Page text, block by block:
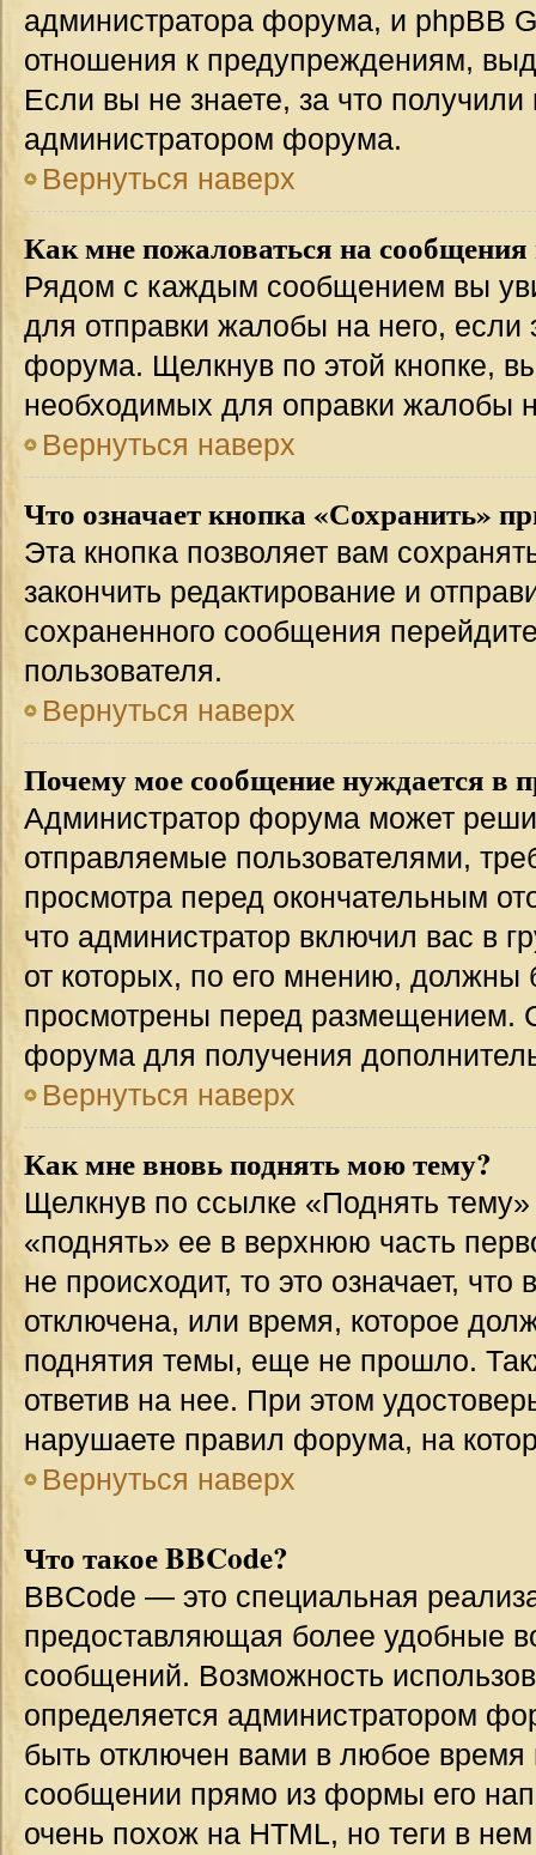
администратора форума, и phpBB
отношения к предупреждениям,
Если вы не знаете, за что
администратором форума.
Вернуться наверх
Как мне пожаловаться на сообщения
Рядом с каждым сообщением вы
для отправки жалобы на него,
форума. Щелкнув по этой кнопке,
необходимых для оправки жалобы
Вернуться наверх
Что означает кнопка «Сохранить»
Эта кнопка позволяет вам
закончить редактирование и
сохраненного сообщения
пользователя.
Вернуться наверх
Почему мое сообщение нуждается в
Администратор форума может
отправляемые пользователями,
просмотра перед окончательным
что администратор включил вас в
от которых, по его мнению, должны
просмотрены перед размещением.
форума для получения
Вернуться наверх
Как мне вновь поднять мою тему?
Щелкнув по ссылке «Поднять
«поднять» ее в верхнюю часть
не происходит, то это означает,
отключена, или время, которое
поднятия темы, еще не прошло.
ответив на нее. При этом
нарушаете правил форума, на
Вернуться наверх
Что такое BBCode?
BBCode — это специальная
предоставляющая более удобные
сообщений. Возможность
определяется администратором
быть отключен вами в любое
сообщении прямо из формы его
очень похож на HTML, но теги в